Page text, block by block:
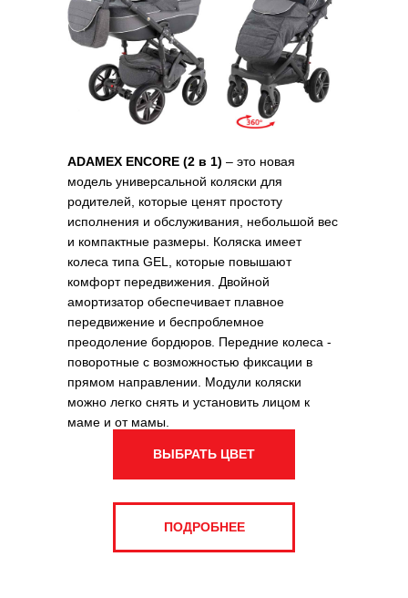
ADAMEX ENCORE (2 в 1) – это новая
модель универсальной коляски для
родителей, которые ценят простоту
исполнения и обслуживания, небольшой вес
и компактные размеры. Коляска имеет
колеса типа GEL, которые повышают
комфорт передвижения. Двойной
амортизатор обеспечивает плавное
передвижение и беспроблемное
преодоление бордюров. Передние колеса -
поворотные с возможностью фиксации в
прямом направлении. Модули коляски
можно легко снять и установить лицом к
маме и от мамы.
ВЫБРАТЬ ЦВЕТ
ПОДРОБНЕЕ